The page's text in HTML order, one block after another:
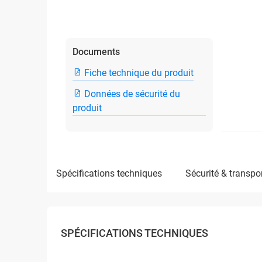
Documents
Fiche technique du produit
Données de sécurité du
produit
spécifications techniques sécurité &
SPÉCIFICATIONS TECHNIQUES